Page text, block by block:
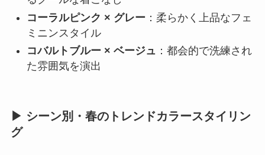
コーラルピンク × グレー ：柔らかく上品なフェ
ミニンスタイル
コバルトブルー × ベージュ ：都会的で洗練され
た雰囲気を演出
▶ シーン別・春のトレンドカラースタイリン
グ